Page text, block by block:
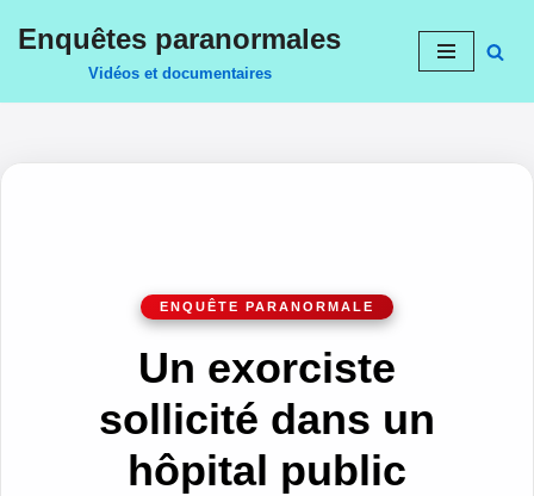
Enquêtes paranormales
Vidéos et documentaires
Un exorciste
sollicité dans un
hôpital public